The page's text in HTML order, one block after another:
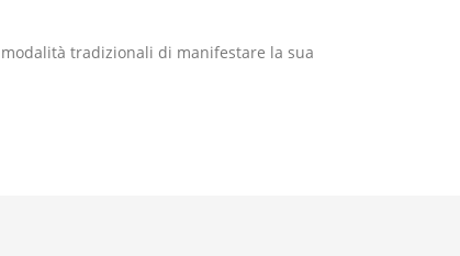
tradizionali di manifestare la sua